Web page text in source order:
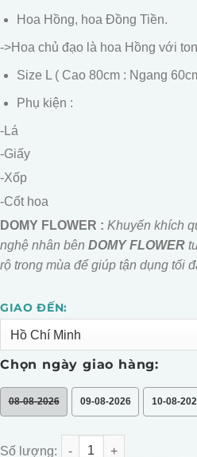
525.000.
Hoa Hồng, hoa Đồng Tiền.
->Hoa chủ đạo là hoa Hồng với
Size L ( Cao 80cm : Ngang
Phụ kiện :
-Lá
-Giấy
-Xốp
-Cốt hoa
DOMY FLOWER : Khuyến khích
nghệ nhân bên DOMY FLOWER
rộ trong mùa để giúp tận dụng tối
GIAO ĐẾN:
Chọn ngày giao hàng:
08-08-2026 09-08-2026 10-08-
BÓ HOA HỒNG TRẮNG MIX ĐỒNG
Alternative: